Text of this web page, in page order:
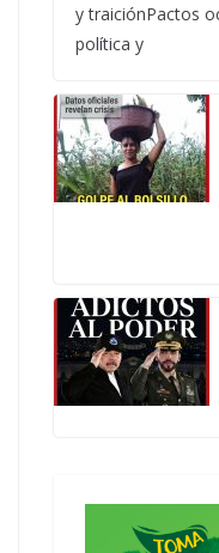
y traiciónPactos
política y